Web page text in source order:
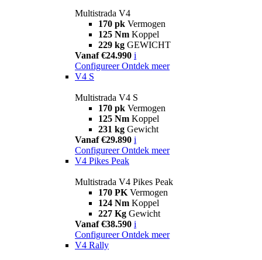
Multistrada V4
170 pk Vermogen
125 Nm Koppel
229 kg GEWICHT
Vanaf €24.990 i
Configureer Ontdek meer
V4 S
Multistrada V4 S
170 pk Vermogen
125 Nm Koppel
231 kg Gewicht
Vanaf €29.890 i
Configureer Ontdek meer
V4 Pikes Peak
Multistrada V4 Pikes Peak
170 PK Vermogen
124 Nm Koppel
227 Kg Gewicht
Vanaf €38.590 i
Configureer Ontdek meer
V4 Rally